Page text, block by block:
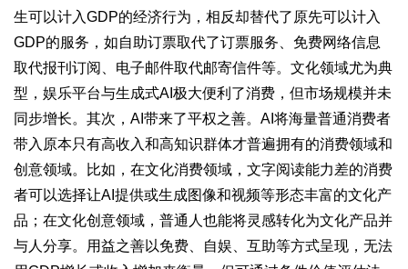
生可以计入GDP的经济行为，相反却替代了原先可以计入
GDP的服务，如自助订票取代了订票服务、免费网络信息
取代报刊订阅、电子邮件取代邮寄信件等。文化领域尤为典
型，娱乐平台与生成式AI极大便利了消费，但市场规模并未
同步增长。其次，AI带来了平权之善。AI将海量普通消费者
带入原本只有高收入和高知识群体才普遍拥有的消费领域和
创意领域。比如，在文化消费领域，文字阅读能力差的消费
者可以选择让AI提供或生成图像和视频等形态丰富的文化产
品；在文化创意领域，普通人也能将灵感转化为文化产品并
与人分享。用益之善以免费、自娱、互助等方式呈现，无法